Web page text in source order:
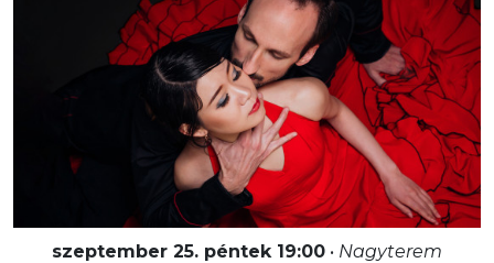
szeptember 25. péntek 19:00 • Nagyterem